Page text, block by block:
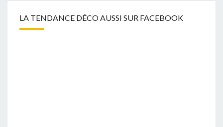
LA TENDANCE DÉCO AUSSI SUR FACEBOOK